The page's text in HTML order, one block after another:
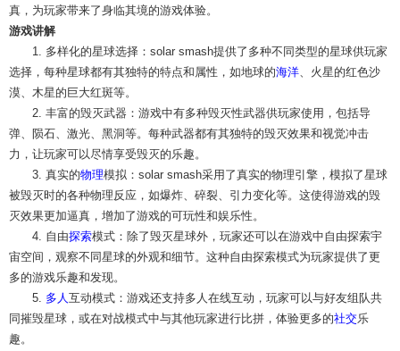
真，为玩家带来了身临其境的游戏体验。
游戏讲解
1. 多样化的星球选择：solar smash提供了多种不同类型的星球供玩家
选择，每种星球都有其独特的特点和属性，如地球的海洋 、火星的红色沙
漠、木星的巨大红斑等。
2. 丰富的毁灭武器：游戏中有多种毁灭性武器供玩家使用，包括导
弹、陨石、激光、黑洞等。每种武器都有其独特的毁灭效果和视觉冲击
力，让玩家可以尽情享受毁灭的乐趣。
3. 真实的物理模拟：solar smash采用了真实的物理引擎，模拟了星球
被毁灭时的各种物理反应，如爆炸、碎裂、引力变化等。这使得游戏的毁
灭效果更加逼真，增加了游戏的可玩性和娱乐性。
4. 自由探索模式：除了毁灭星球外，玩家还可以在游戏中自由探索宇
宙空间，观察不同星球的外观和细节。这种自由探索模式为玩家提供了更
多的游戏乐趣和发现。
5. 多人 互动模式：游戏还支持多人在线互动，玩家可以与好友组队共
同摧毁星球，或在对战模式中与其他玩家进行比拼，体验更多的社交乐
趣。